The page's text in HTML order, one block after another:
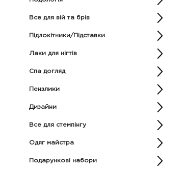
Все для вій та брів
Підлокітники/Підставки
Лаки для нігтів
Спа догляд
Пензлики
Дизайни
Все для стемпінгу
Одяг майстра
Подарункові набори